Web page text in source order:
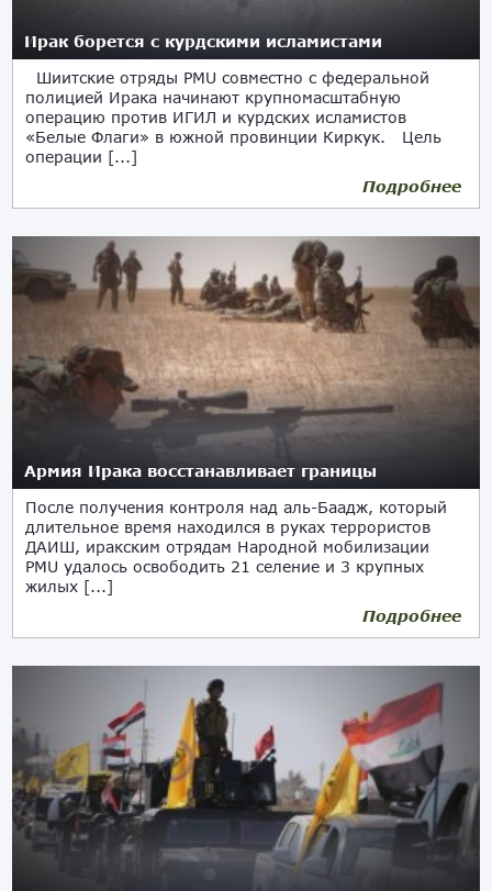
Ирак борется с курдскими исламистами
Шиитские отряды PMU совместно с федеральной
полицией Ирака начинают крупномасштабную
операцию против ИГИЛ и курдских исламистов
«Белые Флаги» в южной провинции Киркук. Цель
операции [...]
Подробнее
Армия Ирака восстанавливает границы
После получения контроля над аль-Баадж, который
длительное время находился в руках террористов
ДАИШ, иракским отрядам Народной мобилизации
PMU удалось освободить 21 селение и 3 крупных
жилых [...]
Подробнее